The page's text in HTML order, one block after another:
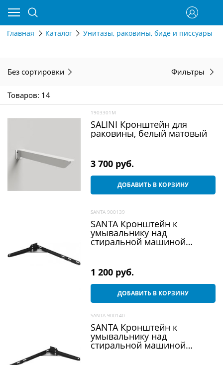
Главная Каталог Унитазы, раковины, биде и писсуары
Без сортировки Фильтры
Товаров: 14
1903301M
SALINI Кронштейн для
раковины, белый матовый
3 700 руб.
ДОБАВИТЬ В КОРЗИНУ
SANTA 900139
SANTA Кронштейн к
умывальнику над
стиральной машиной
черный
1 200 руб.
ДОБАВИТЬ В КОРЗИНУ
SANTA 900140
SANTA Кронштейн к
умывальнику над
стиральной машиной